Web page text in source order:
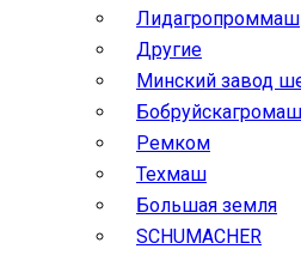
Лидагропроммаш
Другие
Минский завод
Бобруйскагромаш
Ремком
Техмаш
Большая земля
SCHUMACHER